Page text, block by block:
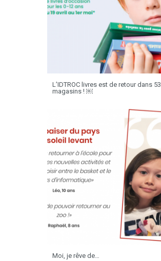
L’IDTROC livres est de retour dans 53
magasins ! ￼
Moi, je rêve de…